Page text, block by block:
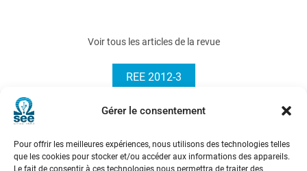
Gérer le consentement
Pour offrir les meilleures expériences, nous utilisons des technologies telles
que les cookies pour stocker et/ou accéder aux informations des appareils.
Le fait de consentir à ces technologies nous permettra de traiter des
Voir tous les articles de la revue
REE 2012-3